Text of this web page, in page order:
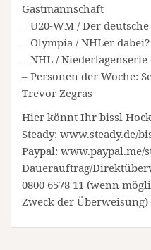
Gastmannschaft
– U20-WM / Der
– Olympia / NHLer dabei?
– NHL /
– Personen der Woche:
Trevor Zegras
Hier könnt Ihr bissl
Steady: www.steady.de/
Paypal: www.paypal.me/
Dauerauftrag/
0800 6578 11 (wenn
Zweck der Überweisung)